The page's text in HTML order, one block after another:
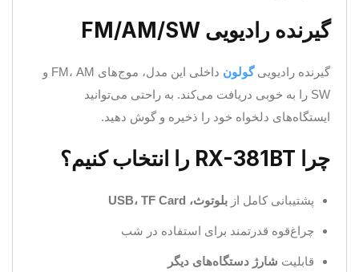
گیرنده رادیویی FM/AM/SW
گیرنده رادیوییگولون
داخلی این مدل، موج‌های FM، AM و
SW را به خوبی دریافت می‌کند. به راحتی می‌توانید
ایستگاه‌های دلخواه خود را ذخیره و گوش دهید.
چرا RX-381BT را انتخاب کنیم؟
پشتیبانی کامل از بلوتوث، USB، TF Card
چراغ‌قوه قدرتمند برای استفاده در شب
قابلیت شارژ دستگاه‌های دیگر